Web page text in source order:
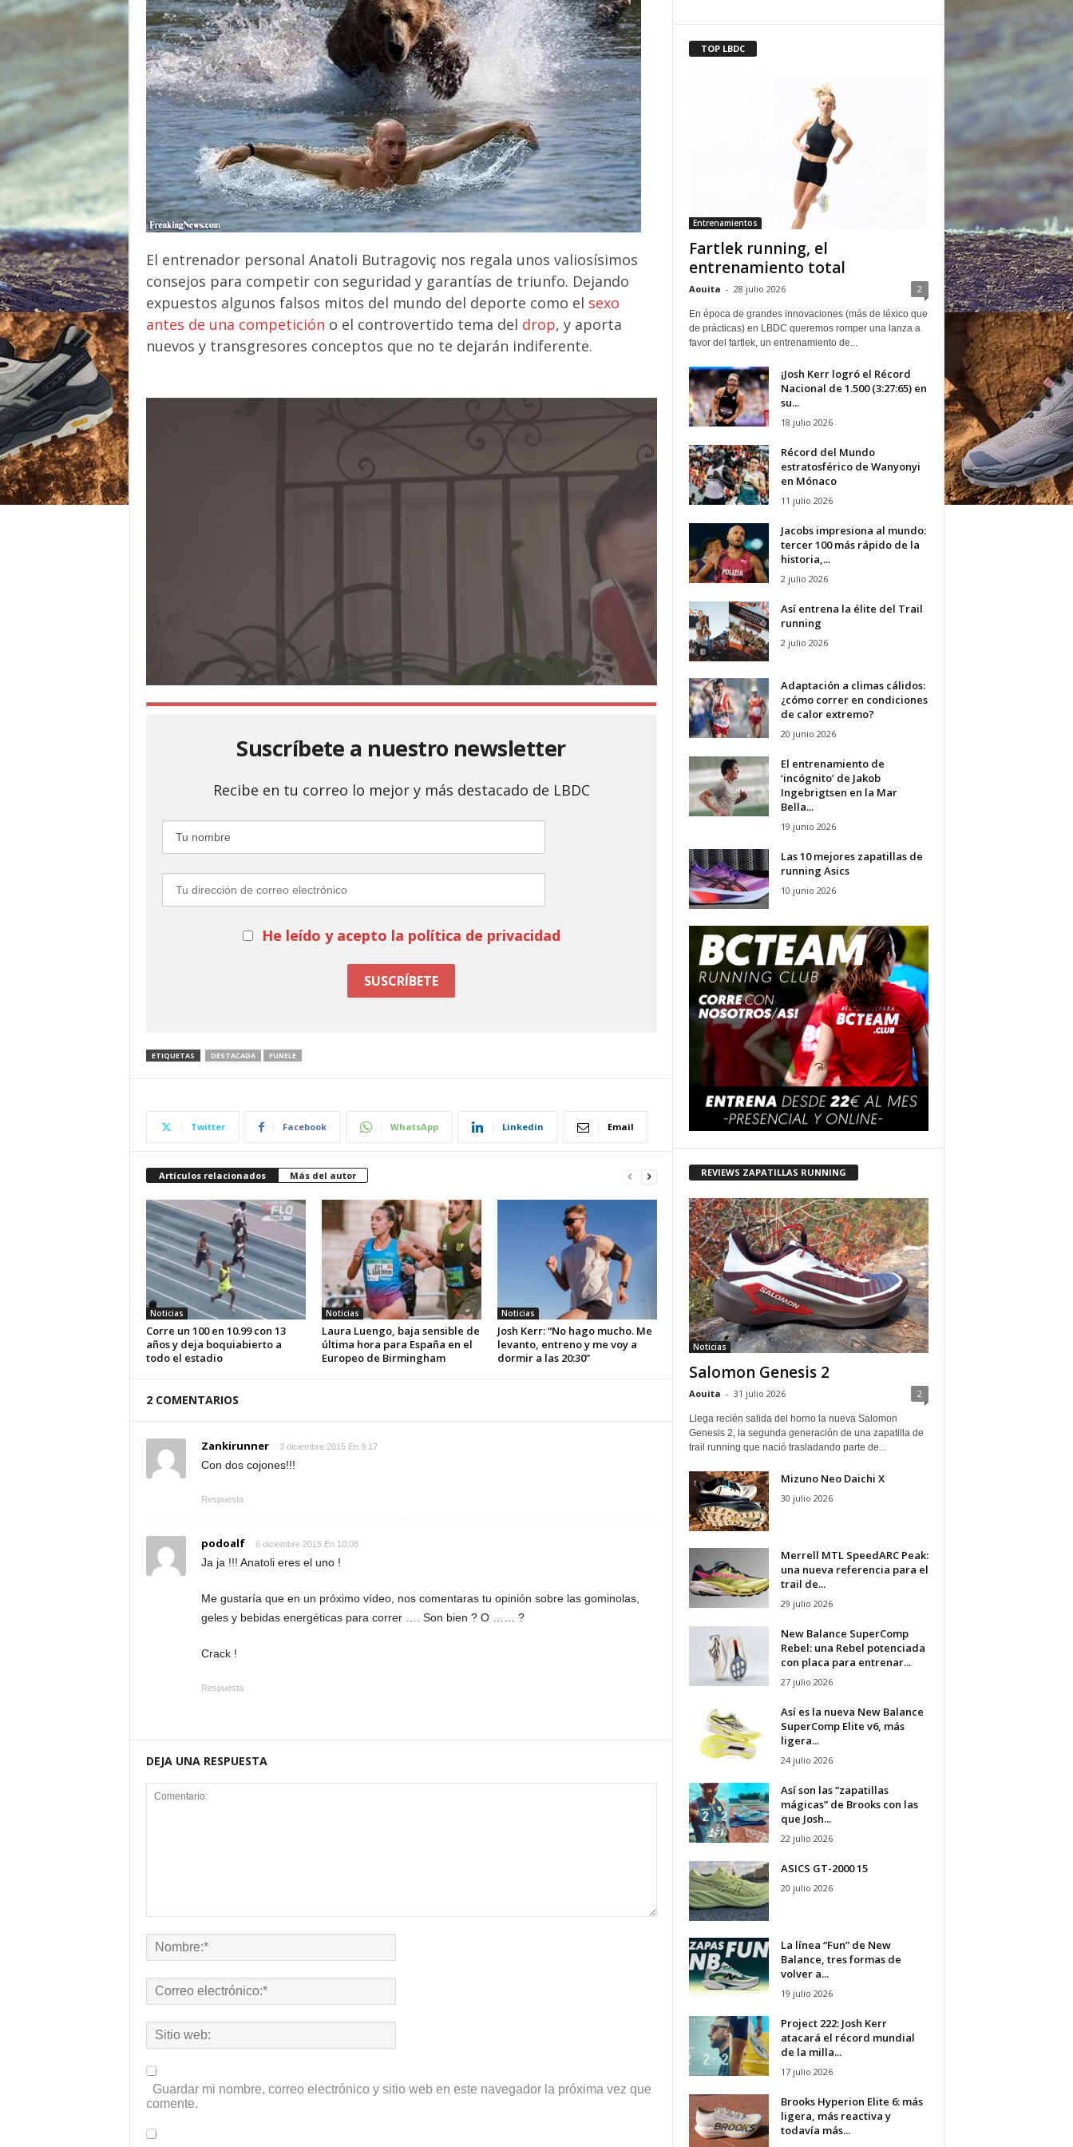
El entrenador personal Anatoli Butragoviç nos regala unos valiosísimos
consejos para competir con seguridad y garantías de triunfo. Dejando
expuestos algunos falsos mitos del mundo del deporte como el sexo
antes de una competición o el controvertido tema del drop, y aporta
nuevos y transgresores conceptos que no te dejarán indiferente.
Suscríbete a nuestro newsletter
Recibe en tu correo lo mejor y más destacado de LBDC
He leído y acepto la política de privacidad
ETIQUETAS DESTACADA FUNELE
Twitter Facebook WhatsApp Linkedin Email
Artículos relacionados Más del autor
Noticias
Corre un 100 en 10.99 con 13
años y deja boquiabierto a
todo el estadio
Noticias
Laura Luengo, baja sensible de
última hora para España en el
Europeo de Birmingham
Noticias
Josh Kerr: “No hago mucho. Me
levanto, entreno y me voy a
dormir a las 20:30”
2 COMENTARIOS
Zankirunner 3 diciembre 2015 En 9:17
Con dos cojones!!!
Respuesta
podoalf 6 diciembre 2015 En 10:08
Ja ja !!! Anatoli eres el uno !
Me gustaría que en un próximo vídeo, nos comentaras tu opinión sobre las gominolas,
geles y bebidas energéticas para correr …. Son bien ? O …… ?
Crack !
Respuesta
DEJA UNA RESPUESTA
Guardar mi nombre, correo electrónico y sitio web en este navegador la próxima vez que
comente.
TOP LBDC
Entrenamientos
Fartlek running, el
entrenamiento total
Aouita - 28 julio 2026 2
En época de grandes innovaciones (más de léxico que
de prácticas) en LBDC queremos romper una lanza a
favor del fartlek, un entrenamiento de...
¡Josh Kerr logró el Récord
Nacional de 1.500 (3:27:65) en
su...
18 julio 2026
Récord del Mundo
estratosférico de Wanyonyi
en Mónaco
11 julio 2026
Jacobs impresiona al mundo:
tercer 100 más rápido de la
historia,...
2 julio 2026
Así entrena la élite del Trail
running
2 julio 2026
Adaptación a climas cálidos:
¿cómo correr en condiciones
de calor extremo?
20 junio 2026
El entrenamiento de
‘incógnito’ de Jakob
Ingebrigtsen en la Mar
Bella...
19 junio 2026
Las 10 mejores zapatillas de
running Asics
10 junio 2026
REVIEWS ZAPATILLAS RUNNING
Noticias
Salomon Genesis 2
Aouita - 31 julio 2026 2
Llega recién salida del horno la nueva Salomon
Genesis 2, la segunda generación de una zapatilla de
trail running que nació trasladando parte de...
Mizuno Neo Daichi X
30 julio 2026
Merrell MTL SpeedARC Peak:
una nueva referencia para el
trail de...
29 julio 2026
New Balance SuperComp
Rebel: una Rebel potenciada
con placa para entrenar...
27 julio 2026
Así es la nueva New Balance
SuperComp Elite v6, más
ligera...
24 julio 2026
Así son las “zapatillas
mágicas” de Brooks con las
que Josh...
22 julio 2026
ASICS GT-2000 15
20 julio 2026
La línea “Fun” de New
Balance, tres formas de
volver a...
19 julio 2026
Project 222: Josh Kerr
atacará el récord mundial
de la milla...
17 julio 2026
Brooks Hyperion Elite 6: más
ligera, más reactiva y
todavía más...